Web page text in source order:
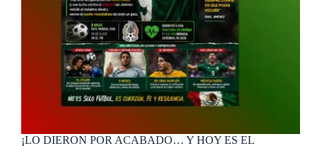
¡LO DIERON POR ACABADO… Y HOY ES EL